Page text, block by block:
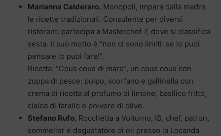
Marianna Calderaro, Monopoli, impara dalla madre
le ricette tradizionali. Consulente per diversi
ristoranti partecipa a Masterchef 7, dove si classifica
sesta. Il suo motto è “non ci sono limiti: se lo puoi
pensare lo puoi fare!”.
Ricetta: “Cous cous di mare”, un cous cous con
zuppa di pesce: polpo, scorfano e gallinella con
crema di ricotta al profumo di limone, basilico fritto,
cialda di tarallo e polvere di olive.
Stefano Rufo, Rocchetta a Volturno, IS, chef, patron,
sommelier e degustatore di oli presso la Locanda